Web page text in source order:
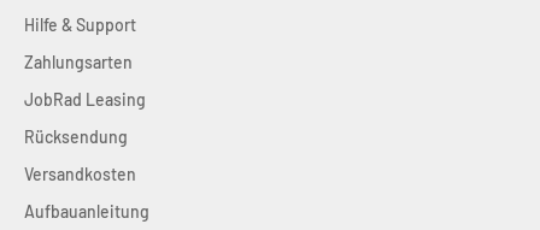
Hilfe & Support
Zahlungsarten
JobRad Leasing
Rücksendung
Versandkosten
Aufbauanleitung